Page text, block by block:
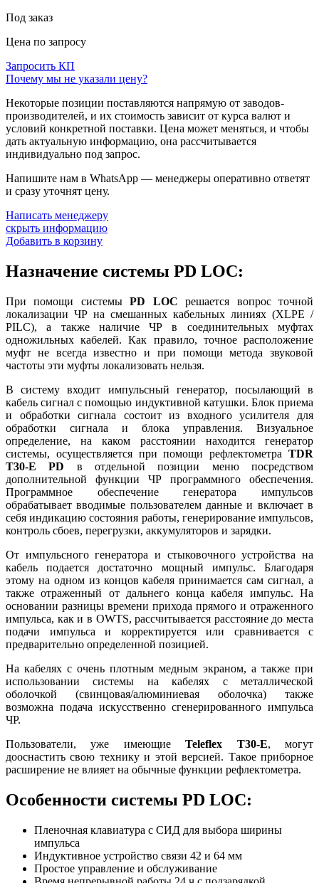
Под заказ
Цена по запросу
Запросить КП
Почему мы не указали цену?
Некоторые позиции поставляются напрямую от заводов-
производителей, и их стоимость зависит от курса валют и
условий конкретной поставки. Цена может меняться, и чтобы
дать актуальную информацию, она рассчитывается
индивидуально под запрос.
Напишите нам в WhatsApp — менеджеры оперативно ответят
и сразу уточнят цену.
Написать менеджеру
скрыть информацию
Добавить в корзину
Назначение системы PD LOC:
При помощи системыPD LOCрешается вопрос точной
локализации ЧР на смешанных кабельных линиях (XLPE /
PILC), а также наличие ЧР в соединительных муфтах
одножильных кабелей. Как правило, точное расположение
муфт не всегда известно и при помощи метода звуковой
частоты эти муфты локализовать нельзя.
В систему входит импульсный генератор, посылающий в
кабель сигнал с помощью индуктивной катушки. Блок приема
и обработки сигнала состоит из входного усилителя для
обработки сигнала и блока управления. Визуальное
определение, на каком расстоянии находится генератор
системы, осуществляется при помощи рефлектометра TDR
T30-E PD в отдельной позиции меню посредством
дополнительной функции ЧР программного обеспечения.
Программное обеспечение генератора импульсов
обрабатывает вводимые пользователем данные и включает в
себя индикацию состояния работы, генерирование импульсов,
контроль сбоев, перегрузки, аккумуляторов и зарядки.
От импульсного генератора и стыковочного устройства на
кабель подается достаточно мощный импульс. Благодаря
этому на одном из концов кабеля принимается сам сигнал, а
также отраженный от дальнего конца кабеля импульс. На
основании разницы времени прихода прямого и отраженного
импульса, как и в OWTS, рассчитывается расстояние до места
подачи импульса и корректируется или сравнивается с
предварительно определенной позицией.
На кабелях с очень плотным медным экраном, а также при
использовании системы на кабелях с металлической
оболочкой (свинцовая/алюминиевая оболочка) также
возможна подача искусственно сгенерированного импульса
ЧР.
Пользователи, уже имеющиеTeleflex T30-E, могут
дооснастить свою технику и этой версией. Такое приборное
расширение не влияет на обычные функции рефлектометра.
Особенности системы PD LOC:
Пленочная клавиатура с СИД для выбора ширины
импульса
Индуктивное устройство связи 42 и 64 мм
Простое управление и обслуживание